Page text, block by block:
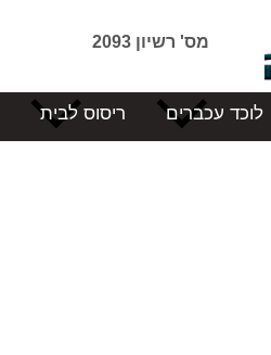
מס' רשיון 2093
לוכד עכברים ריסוס לבית